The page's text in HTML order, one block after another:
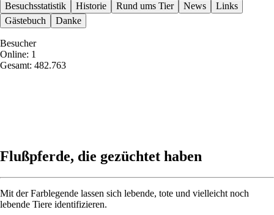
Besuchs­statistik
Historie Rund ums Tier News
Links
Gäste­buch
Danke
Besucher
Online: 1
Gesamt: 482.763
Flußpferde, die gezüchtet haben
Mit der Farblegende lassen sich lebende, tote und vielleicht noch
lebende Tiere identifizieren.